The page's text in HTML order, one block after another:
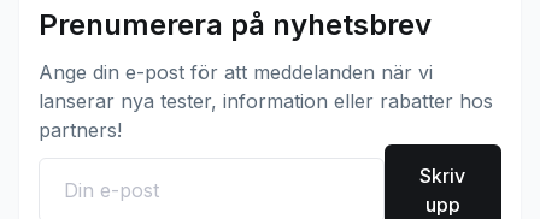
Prenumerera på nyhetsbrev
Ange din e-post för att meddelanden när vi
lanserar nya tester, information eller rabatter hos
partners!
Skriv
upp